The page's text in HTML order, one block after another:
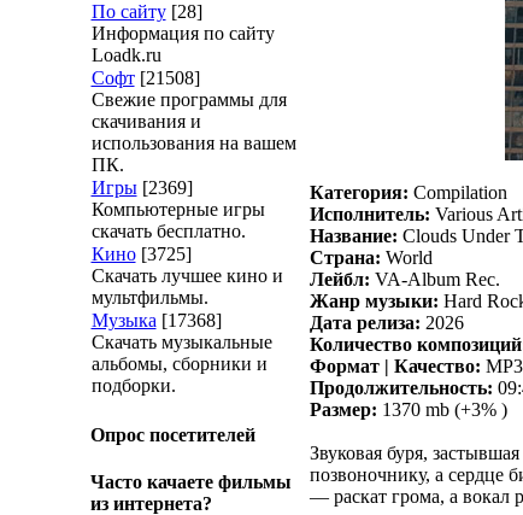
По сайту [28]
Информация по сайту
Loadk.ru
Софт [21508]
Свежие программы для
скачивания и
использования на вашем
ПК.
Игры [2369]
Компьютерные игры
скачать бесплатно.
Кино [3725]
Скачать лучшее кино и
мультфильмы.
Музыка [17368]
Скачать музыкальные
альбомы, сборники и
подборки.
Опрос посетителей
Часто качаете фильмы
из интернета?
Категория: Compilation
Исполнитель: Various
Название: Clouds Under
Страна: World
Лейбл: VA-Album Rec.
Жанр музыки: Hard
Дата релиза: 2026
Количество
Формат | Качество:
Продолжительность:
Размер: 1370 mb (+3% )
Звуковая буря,
позвоночнику, а сердце
— раскат грома, а вокал